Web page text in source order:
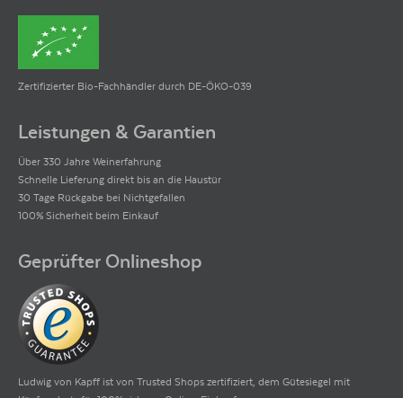
Zertifizierter Bio-Fachhändler durch DE-ÖKO-039
Leistungen & Garantien
Über 330 Jahre Weinerfahrung
Schnelle Lieferung direkt bis an die Haustür
30 Tage Rückgabe bei Nichtgefallen
100% Sicherheit beim Einkauf
Geprüfter Onlineshop
Ludwig von Kapff ist von Trusted Shops zertifiziert, dem Gütesiegel mit